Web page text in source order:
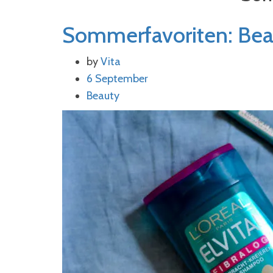
Sommerfavoriten:
byVita
6 September
Beauty